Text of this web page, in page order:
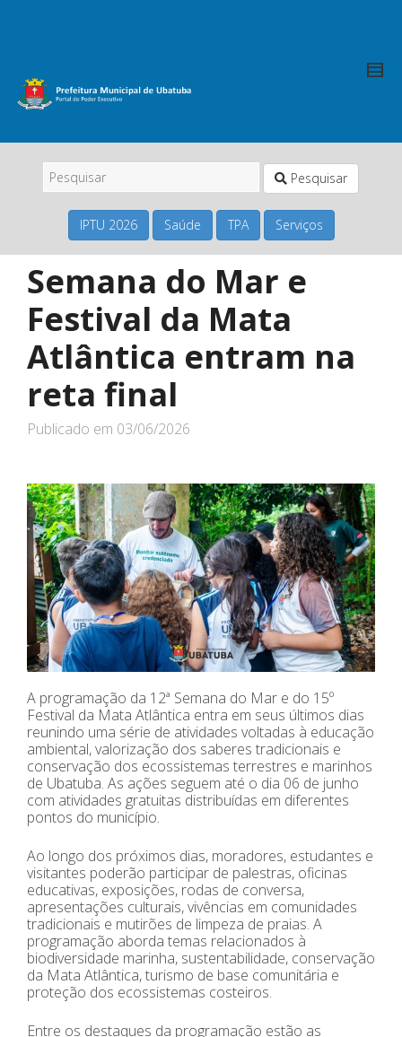
Pesquisar
IPTU 2026 Saúde TPA Serviços
Semana do Mar e
Festival da Mata
Atlântica entram na
reta final
Publicado em 03/06/2026
A programação da 12ª Semana do Mar e do 15º
Festival da Mata Atlântica entra em seus últimos dias
reunindo uma série de atividades voltadas à educação
ambiental, valorização dos saberes tradicionais e
conservação dos ecossistemas terrestres e marinhos
de Ubatuba. As ações seguem até o dia 06 de junho
com atividades gratuitas distribuídas em diferentes
pontos do município.
Ao longo dos próximos dias, moradores, estudantes e
visitantes poderão participar de palestras, oficinas
educativas, exposições, rodas de conversa,
apresentações culturais, vivências em comunidades
tradicionais e mutirões de limpeza de praias. A
programação aborda temas relacionados à
biodiversidade marinha, sustentabilidade, conservação
da Mata Atlântica, turismo de base comunitária e
proteção dos ecossistemas costeiros.
Entre os destaques da programação estão as